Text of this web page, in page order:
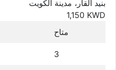
بنيد القار، مدينة الكويت
1,150 KWD
متاح
3